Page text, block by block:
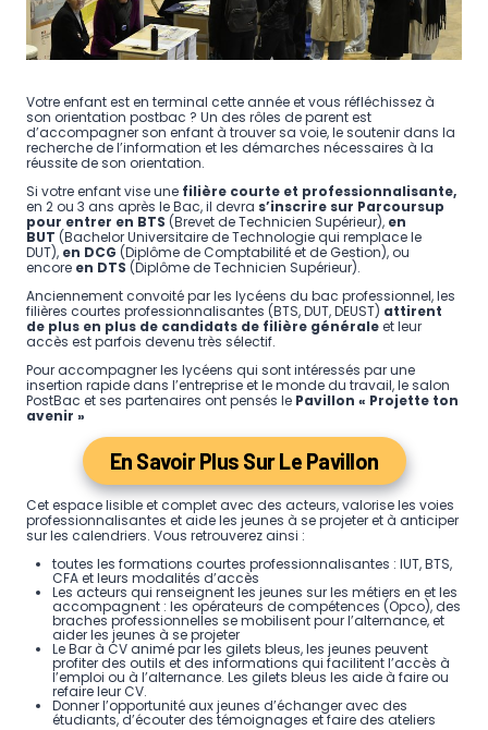
Votre enfant est en terminal cette année et vous réfléchissez à
son orientation postbac ? Un des rôles de parent est
d’accompagner son enfant à trouver sa voie, le soutenir dans la
recherche de l’information et les démarches nécessaires à la
réussite de son orientation.
Si votre enfant vise une filière courte et professionnalisante,
en 2 ou 3 ans après le Bac, il devra s’inscrire sur Parcoursup
pour entrer en BTS (Brevet de Technicien Supérieur), en
BUT (Bachelor Universitaire de Technologie qui remplace le
DUT), en DCG (Diplôme de Comptabilité et de Gestion), ou
encore en DTS (Diplôme de Technicien Supérieur).
Anciennement convoité par les lycéens du bac professionnel, les
filières courtes professionnalisantes (BTS, DUT, DEUST) attirent
de plus en plus de candidats de filière généraleet leur
accès est parfois devenu très sélectif.
Pour accompagner les lycéens qui sont intéressés par une
insertion rapide dans l’entreprise et le monde du travail, le salon
PostBac et ses partenaires ont pensés le Pavillon « Projette ton
avenir »
En Savoir Plus Sur Le Pavillon
Cet espace lisible et complet avec des acteurs, valorise les voies
professionnalisantes et aide les jeunes à se projeter et à anticiper
sur les calendriers. Vous retrouverez ainsi :
toutes les formations courtes professionnalisantes : IUT, BTS,
CFA et leurs modalités d’accès
Les acteurs qui renseignent les jeunes sur les métiers en et les
accompagnent : les opérateurs de compétences (Opco), des
braches professionnelles se mobilisent pour l’alternance, et
aider les jeunes à se projeter
Le Bar à CV animé par les gilets bleus, les jeunes peuvent
profiter des outils et des informations qui facilitent l’accès à
l’emploi ou à l’alternance. Les gilets bleus les aide à faire ou
refaire leur CV.
Donner l’opportunité aux jeunes d’échanger avec des
étudiants, d’écouter des témoignages et faire des ateliers